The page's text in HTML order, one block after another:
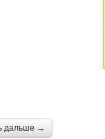
дальше →